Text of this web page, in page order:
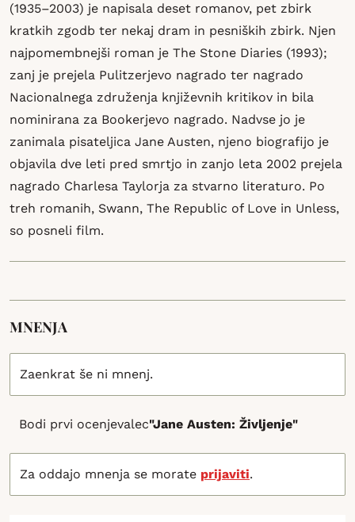
(1935–2003) je napisala deset romanov, pet zbirk
kratkih zgodb ter nekaj dram in pesniških zbirk. Njen
najpomembnejši roman je The Stone Diaries (1993);
zanj je prejela Pulitzerjevo nagrado ter nagrado
Nacionalnega združenja književnih kritikov in bila
nominirana za Bookerjevo nagrado. Nadvse jo je
zanimala pisateljica Jane Austen, njeno biografijo je
objavila dve leti pred smrtjo in zanjo leta 2002 prejela
nagrado Charlesa Taylorja za stvarno literaturo. Po
treh romanih, Swann, The Republic of Love in Unless,
so posneli film.
MNENJA
Zaenkrat še ni mnenj.
Bodi prvi ocenjevalec"Jane Austen: Življenje"
Za oddajo mnenja se morate prijaviti.